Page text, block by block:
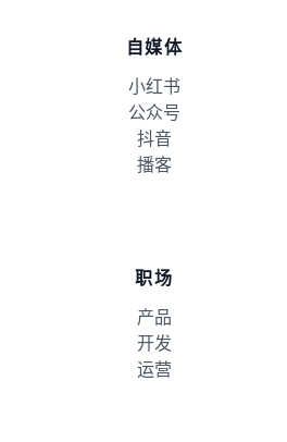
自媒体
小红书
公众号
抖音
播客
职场
产品
开发
运营